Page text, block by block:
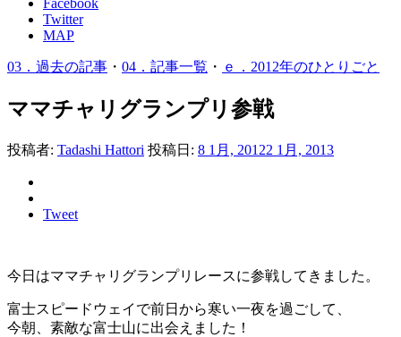
Twitter
MAP
03．過去の記事 ・ 04．記事一覧 ・ ｅ．2012年のひとりごと
ママチャリグランプリ参戦
投稿者: Tadashi Hattori 投稿日: 8 1月, 20122 1月, 2013
Tweet
今日はママチャリグランプリレースに参戦してきました。
富士スピードウェイで前日から寒い一夜を過ごして、
今朝、素敵な富士山に出会えました！